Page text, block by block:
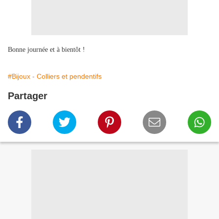
Bonne journée et à bientôt !
#Bijoux - Colliers et pendentifs
Partager